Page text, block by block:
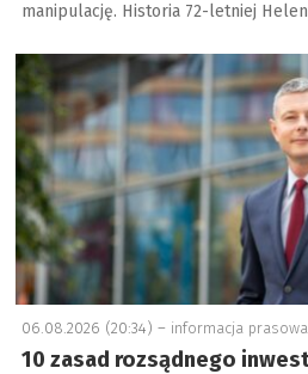
manipulację. Historia 72-letniej
a
06.08.2026 (20:34) – informacja prasowa
10 zasad rozsądnego